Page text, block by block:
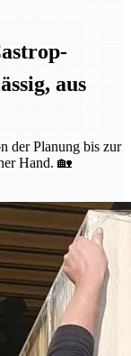
aus
der Planung bis zur
Hand. 🏡